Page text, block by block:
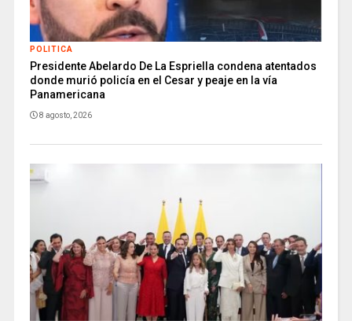
POLITICA
Presidente Abelardo De La Espriella condena atentados
donde murió policía en el Cesar y peaje en la vía
Panamericana
8 agosto, 2026